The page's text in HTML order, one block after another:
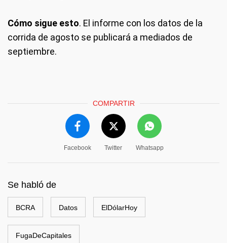
Cómo sigue esto. El informe con los datos de la
corrida de agosto se publicará a mediados de
septiembre.
COMPARTIR
Facebook Twitter Whatsapp
Se habló de
BCRA Datos ElDólarHoy
FugaDeCapitales